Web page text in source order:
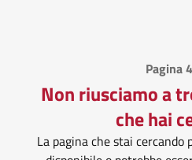
Pagina
Non riusciamo a
che hai
La pagina che stai cercando